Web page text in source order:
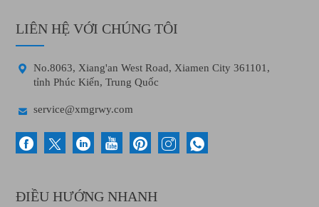
LIÊN HỆ VỚI CHÚNG TÔI

No.8063, Xiang'an West Road, Xiamen City 361101,
tỉnh Phúc Kiến, Trung Quốc
 service@xmgrwy.com
ĐIỀU HƯỚNG NHANH